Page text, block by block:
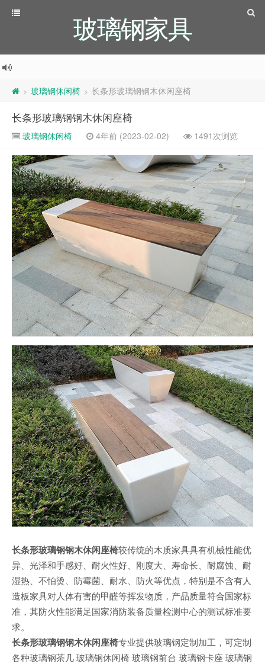
玻璃钢家具
> 玻璃钢休闲椅 > 长条形玻璃钢钢木休闲座椅
长条形玻璃钢钢木休闲座椅
玻璃钢休闲椅 4年前 (2023-02-02) 1491次浏览
长条形玻璃钢钢木休闲座椅较传统的木质家具具有机械性能优
异、光泽和手感好、耐火性好、刚度大、寿命长、耐腐蚀、耐
湿热、不怕烫、防霉菌、耐水、防火等优点，特别是不含有人
造板家具对人体有害的甲醛等挥发物质，产品质量符合国家标
准，其防火性能满足国家消防装备质量检测中心的测试标准要
求。
长条形玻璃钢钢木休闲座椅专业提供玻璃钢定制加工，可定制
各种玻璃钢茶几 玻璃钢休闲椅 玻璃钢前台 玻璃钢卡座 玻璃钢